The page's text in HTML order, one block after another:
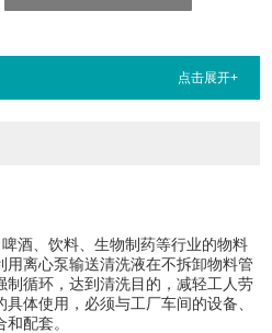
点击展开+
酒、饮料、生物制药等行业的物料
离心泵输送清洗液在不拆卸物料管
制循环，达到清洗目的，减轻工人劳
体使用，必须与工厂车间的设备、
配套。